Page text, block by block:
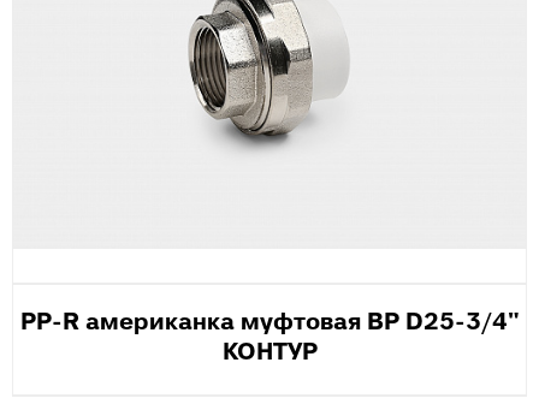
PP-R американка муфтовая ВР D25-3/4"
КОНТУР